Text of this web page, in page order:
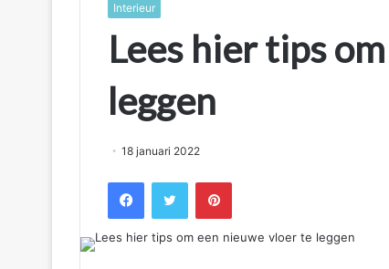
Interieur
Lees hier tips
leggen
18 januari 2022
FacebookTwitter Pinterest